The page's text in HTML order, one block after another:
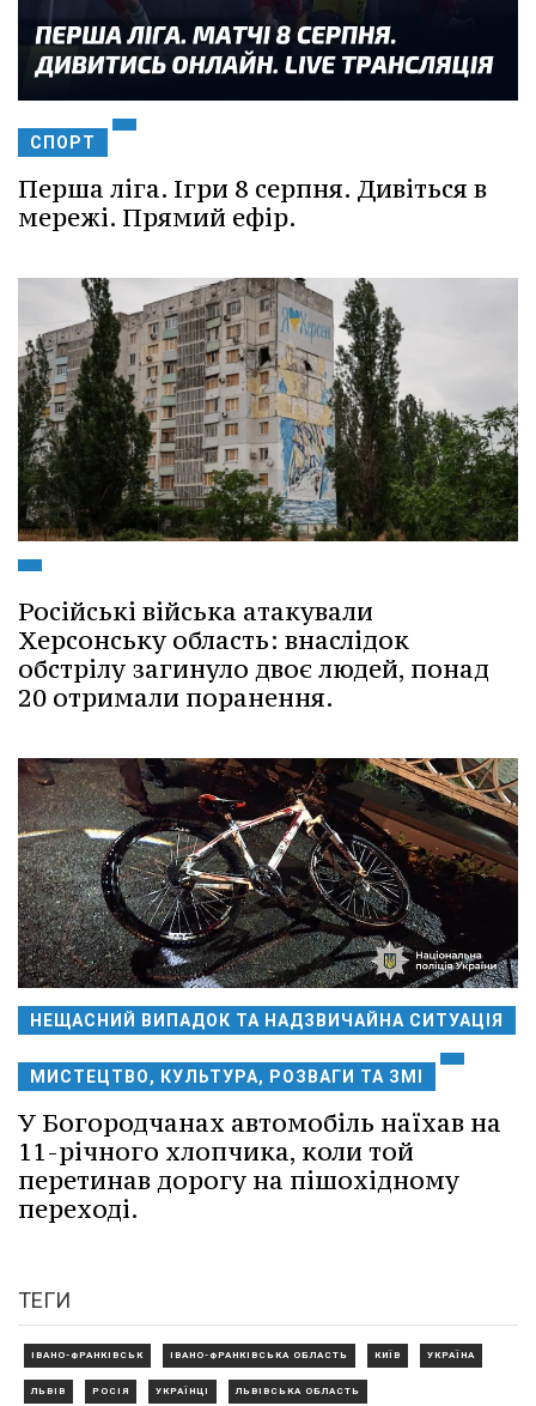
СПОРТ
Перша ліга. Ігри 8 серпня. Дивіться в
мережі. Прямий ефір.
Російські війська атакували
Херсонську область: внаслідок
обстрілу загинуло двоє людей, понад
20 отримали поранення.
НЕЩАСНИЙ ВИПАДОК ТА НАДЗВИЧАЙНА СИТУАЦІЯ
МИСТЕЦТВО, КУЛЬТУРА, РОЗВАГИ ТА ЗМІ
У Богородчанах автомобіль наїхав на
11-річного хлопчика, коли той
перетинав дорогу на пішохідному
переході.
ТЕГИ
ІВАНО-ФРАНКІВСЬК ІВАНО-ФРАНКІВСЬКА ОБЛАСТЬ КИЇВ УКРАЇНА
ЛЬВІВ РОСІЯ УКРАЇНЦІ ЛЬВІВСЬКА ОБЛАСТЬ